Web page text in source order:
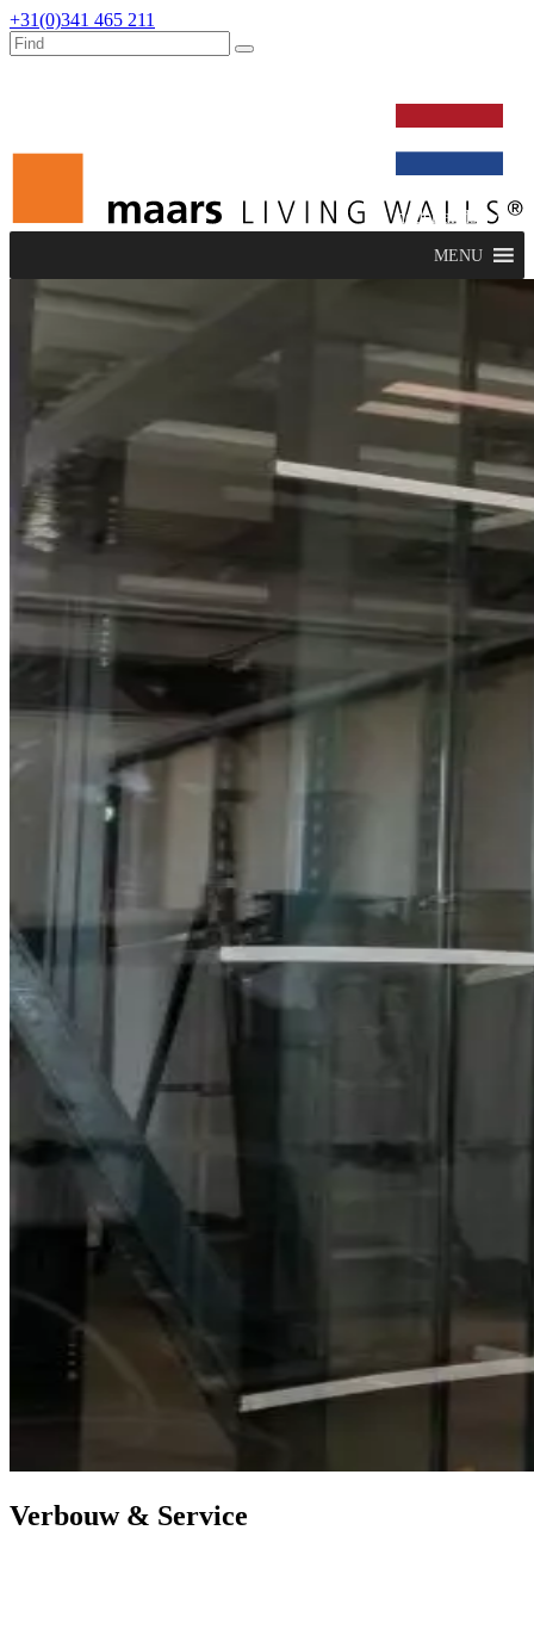
+31(0)341 465 211
nederlands
MENU
Verbouw & Service